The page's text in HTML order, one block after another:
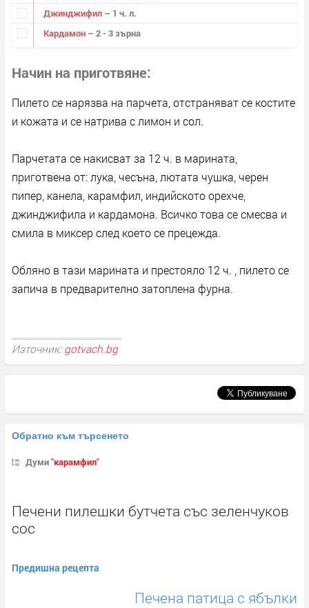
Джинджифил – 1 ч. л.
Кардамон – 2 - 3 зърна
Начин на приготвяне
Пилето се нарязва на парчета, отстраняват се костите
и кожата и се натрива с лимон и сол.
Парчетата се накисват за 12 ч. в марината,
приготвена от: лука, чесъна, лютата чушка, черен
пипер, канела, карамфил, индийското орехче,
джинджифила и кардамона. Всичко това се смесва и
смила в миксер след което се прецежда.
Обляно в тази марината и престояло 12 ч. , пилето се
запича в предварително затоплена фурна.
Източник: gotvach.bg
Обратно към търсенето
Думи "карамфил"
Печени пилешки бутчета със зеленчуков
сос
Предишна рецепта
Печена патица с ябълки